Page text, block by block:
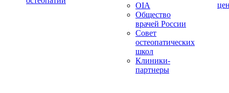
OIA
Общество
врачей России
Совет
остеопатических
школ
Клиники-
партнеры